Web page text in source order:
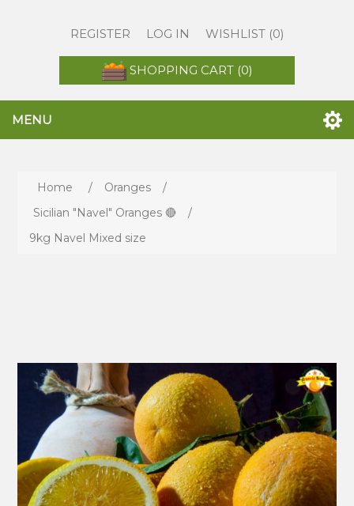
REGISTER LOG IN WISHLIST (0)
SHOPPING CART (0)
MENU
Home / Oranges
/
Sicilian "Navel" Oranges 🔴
/
9kg Navel Mixed size